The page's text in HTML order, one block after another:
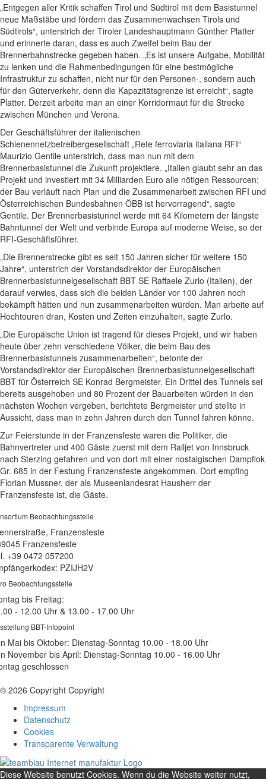
„Entgegen aller Kritik schaffen Tirol und Südtirol mit dem Basistunnel
neue Maßstäbe und fördern das Zusammenwachsen Tirols und
Südtirols“, unterstrich der Tiroler Landeshauptmann Günther Platter
und erinnerte daran, dass es auch Zweifel beim Bau der
Brennerbahnstrecke gegeben haben. „Es ist unsere Aufgabe, Mobilität
zu lenken und die Rahmenbedingungen für eine bestmögliche
Infrastruktur zu schaffen, nicht nur für den Personen-, sondern auch
für den Güterverkehr, denn die Kapazitätsgrenze ist erreicht“, sagte
Platter. Derzeit arbeite man an einer Korridormaut für die Strecke
zwischen München und Verona.
Der Geschäftsführer der italienischen
Schienennetzbetreibergesellschaft „Rete ferroviaria italiana RFI“
Maurizio Gentile unterstrich, dass man nun mit dem
Brennerbasistunnel die Zukunft projektiere. „Italien glaubt sehr an das
Projekt und investiert mit 34 Milliarden Euro alle nötigen Ressourcen;
der Bau verläuft nach Plan und die Zusammenarbeit zwischen RFI und
Österreichischen Bundesbahnen ÖBB ist hervorragend“, sagte
Gentile. Der Brennerbasistunnel werde mit 64 Kilometern der längste
Bahntunnel der Welt und verbinde Europa auf moderne Weise, so der
RFI-Geschäftsführer.
„Die Brennerstrecke gibt es seit 150 Jahren sicher für weitere 150
Jahre“, unterstrich der Vorstandsdirektor der Europäischen
Brennerbasistunnelgesellschaft BBT SE Raffaele Zurlo (Italien), der
darauf verwies, dass sich die beiden Länder vor 100 Jahren noch
bekämpft hätten und nun zusammenarbeiten würden. Man arbeite auf
Hochtouren dran, Kosten und Zeiten einzuhalten, sagte Zurlo.
„Die Europäische Union ist tragend für dieses Projekt, und wir haben
heute über zehn verschiedene Völker, die beim Bau des
Brennerbasistunnels zusammenarbeiten“, betonte der
Vorstandsdirektor der Europäischen Brennerbasistunnelgesellschaft
BBT für Österreich SE Konrad Bergmeister. Ein Drittel des Tunnels sei
bereits ausgehoben und 80 Prozent der Bauarbeiten würden in den
nächsten Wochen vergeben, berichtete Bergmeister und stellte in
Aussicht, dass man in zehn Jahren durch den Tunnel fahren könne.
Zur Feierstunde in der Franzensfeste waren die Politiker, die
Bahnvertreter und 400 Gäste zuerst mit dem Railjet von Innsbruck
nach Sterzing gefahren und von dort mit einer nostalgischen Dampflok
Gr. 685 in der Festung Franzensfeste angekommen. Dort empfing
Florian Mussner, der als Museenlandesrat Hausherr der
Franzensfeste ist, die Gäste.
Beobachtungsstelle
Franzensfeste
Franzensfeste
+39 0472 057200
PZIJH2V
Beobachtungsstelle
bis Freitag:
- 12.00 Uhr & 13.00 - 17.00 Uhr
BBT-Infopoint
Mai bis Oktober: Dienstag-Sonntag 10.00 - 18.00 Uhr
November bis April: Dienstag-Sonntag 10.00 - 16.00 Uhr
geschlossen
© 2026 Copyright Copyright
Impressum
Datenschutz
Cookies
Transparente Verwaltung
Diese Website benutzt Cookies. Wenn du die Website weiter nutzt,